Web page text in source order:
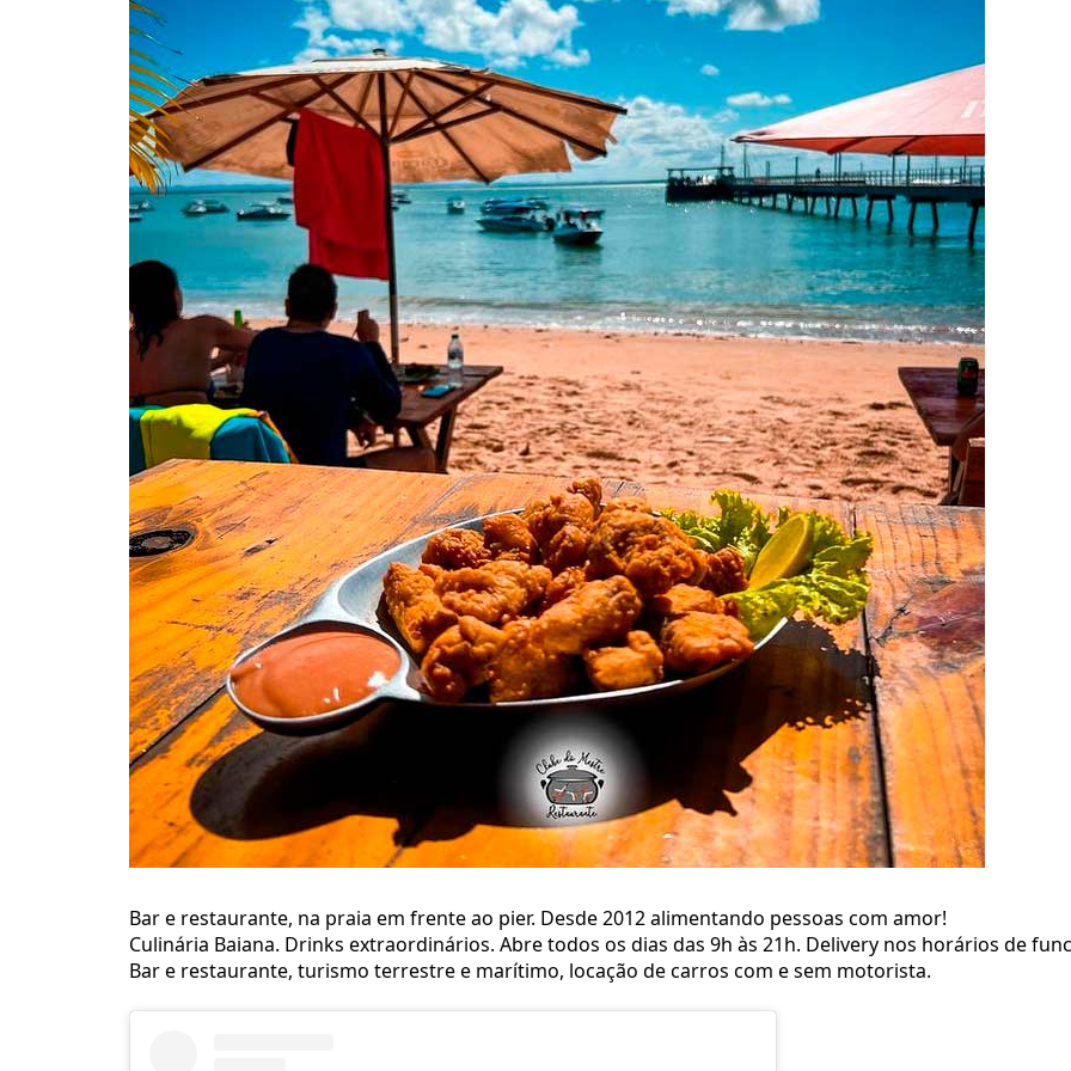
Bar e restaurante, na praia em frente ao pier. Desde 2012 alimentando pessoas com amor!
Culinária Baiana. Drinks extraordinários. Abre todos os dias das 9h às 21h. Delivery nos horários de
Bar e restaurante, turismo terrestre e marítimo, locação de carros com e sem motorista.